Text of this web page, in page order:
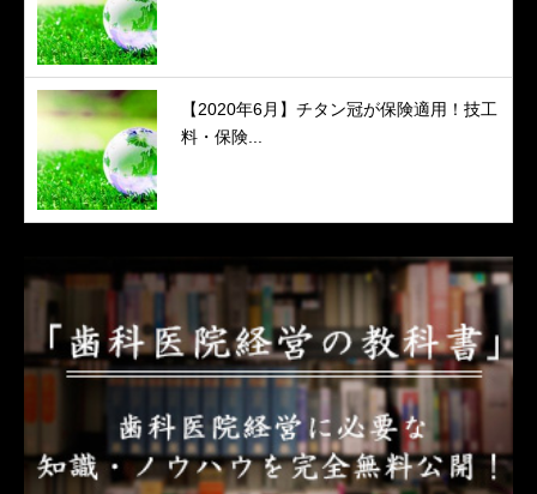
【2020年6月】チタン冠が保険適用！技工
料・保険...